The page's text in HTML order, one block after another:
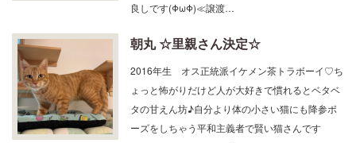
良しです(ΦωΦ)≪譲渡…
朝丸 ☆里親さん決定☆
2016年生 オス正統派イケメン茶トラボーイ♡ち
ょっと怖がりだけど人が大好きで慣れるとベタベ
タの甘えん坊♪自分より体の小さい猫にも降参ポ
ーズをしちゃう平和主義者で賢い猫さんです